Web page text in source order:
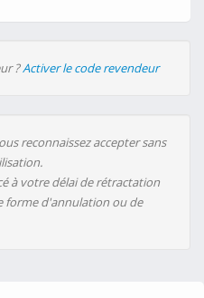
?Activer le code revendeur
reconnaissez accepter sans
à votre délai de rétractation
forme d'annulation ou de